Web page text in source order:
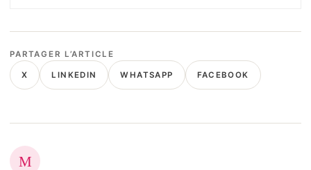
PARTAGER L’ARTICLE
X LINKEDIN WHATSAPP FACEBOOK
M